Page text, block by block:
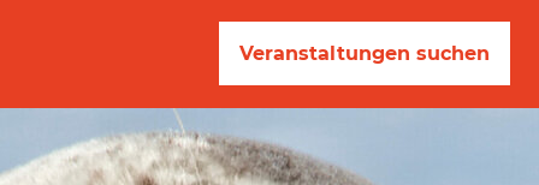
Veranstaltungen suchen